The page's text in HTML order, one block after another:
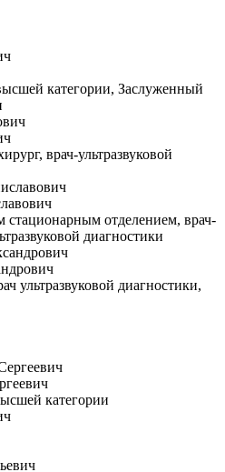
категории, Заслуженный
врач-ультразвуковой
отделением, врач-
диагностики
ультразвуковой диагностики,
категории